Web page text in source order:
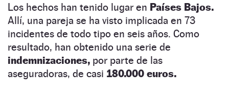
Los hechos han tenido lugar en Países Bajos.
Allí, una pareja se ha visto implicada en 73
incidentes de todo tipo en seis años. Como
resultado, han obtenido una serie de
indemnizaciones, por parte de las
aseguradoras, de casi 180.000 euros.